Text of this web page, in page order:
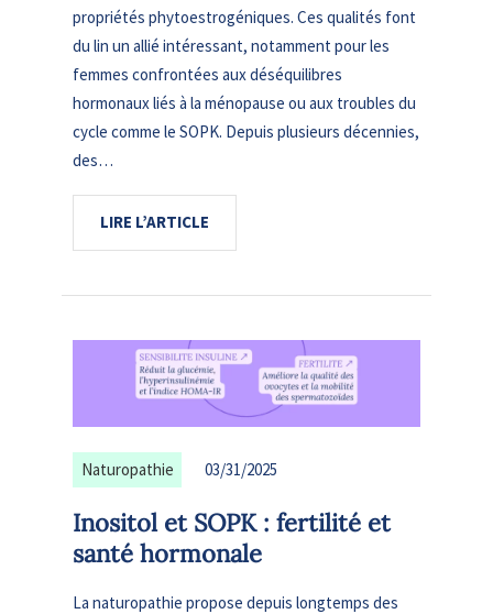
propriétés phytoestrogéniques. Ces qualités font
du lin un allié intéressant, notamment pour les
femmes confrontées aux déséquilibres
hormonaux liés à la ménopause ou aux troubles du
cycle comme le SOPK. Depuis plusieurs décennies,
des…
LIRE L’ARTICLE
Naturopathie 03/31/2025
Inositol et SOPK : fertilité et
santé hormonale
La naturopathie propose depuis longtemps des